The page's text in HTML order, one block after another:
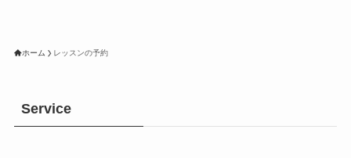
ホーム レッスンの予約
Service